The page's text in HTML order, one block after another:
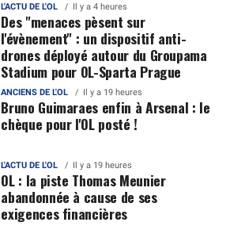
L'ACTU DE L'OL Il y a 4 heures
Des "menaces pèsent sur
l'évènement" : un dispositif anti-
drones déployé autour du Groupama
Stadium pour OL-Sparta Prague
ANCIENS DE L'OL Il y a 19 heures
Bruno Guimaraes enfin à Arsenal : le
chèque pour l'OL posté !
L'ACTU DE L'OL Il y a 19 heures
OL : la piste Thomas Meunier
abandonnée à cause de ses
exigences financières